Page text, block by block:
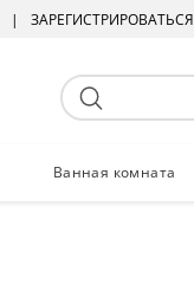
ЗАРЕГИСТРИРОВАТЬСЯ
Ванная комната